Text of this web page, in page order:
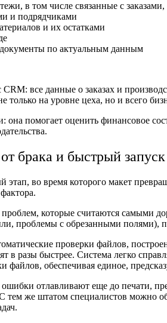
в том числе связанные с
и подрядчиками
и их остатками
по актуальным данным
CRM: все данные о заказах и
только на уровне цеха, но и всего
она помогает оценить финансовое
брака и быстрый запуск
во время которого макет
которые считаются самыми
проблемы с обрезанными полями),
проверки файлов,
в разы быстрее. Система легко
файлов, обеспечивая единое,
отлавливают еще до печати,
тем же штатом специалистов можно